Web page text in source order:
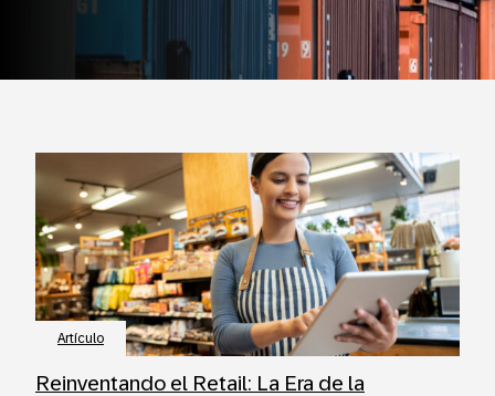
Artículo
Reinventando el Retail: La Era de la